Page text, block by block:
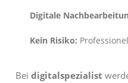
Digitale
Kein Risiko:
Bei digitalspezialist